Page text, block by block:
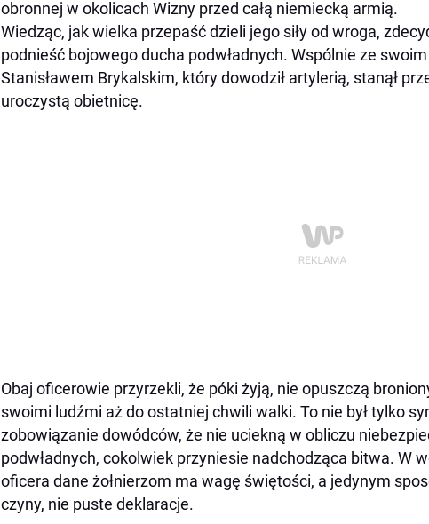
obronnej w okolicach Wizny przed całą niemiecką armią.
Wiedząc, jak wielka przepaść dzieli jego siły od wroga,
podnieść bojowego ducha podwładnych. Wspólnie ze
Stanisławem Brykalskim, który dowodził artylerią, stanął
uroczystą obietnicę.
Obaj oficerowie przyrzekli, że póki żyją, nie opuszczą
swoimi ludźmi aż do ostatniej chwili walki. To nie był tylko
zobowiązanie dowódców, że nie uciekną w obliczu
podwładnych, cokolwiek przyniesie nadchodząca bitwa. W
oficera dane żołnierzom ma wagę świętości, a jedynym
czyny, nie puste deklaracje.